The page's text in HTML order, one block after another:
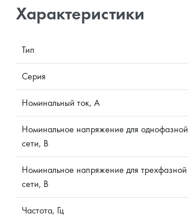
Характеристики
Тип
Серия
Номинальный ток, А
Номинальное напряжение для однофазной
сети, В
Номинальное напряжение для трехфазной
сети, В
Частота, Гц